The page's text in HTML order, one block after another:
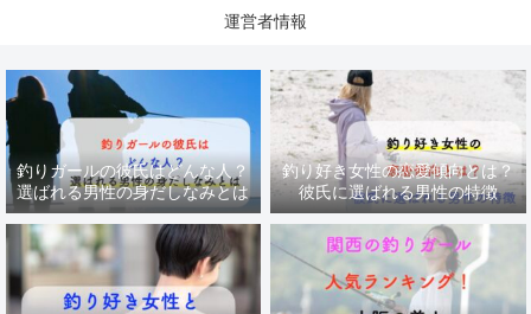
運営者情報
釣りガールの彼氏はどんな人？
選ばれる男性の身だしなみとは
釣り好き女性の恋愛傾向とは？
彼氏に選ばれる男性の特徴